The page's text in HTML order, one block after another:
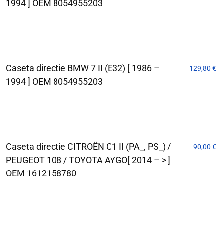
1994 ] OEM 8054955203
Caseta directie BMW 7 II (E32) [ 1986 –
1994 ] OEM 8054955203
129,80 €
Caseta directie CITROËN C1 II (PA_, PS_) /
PEUGEOT 108 / TOYOTA AYGO[ 2014 – > ]
OEM 1612158780
90,00 €